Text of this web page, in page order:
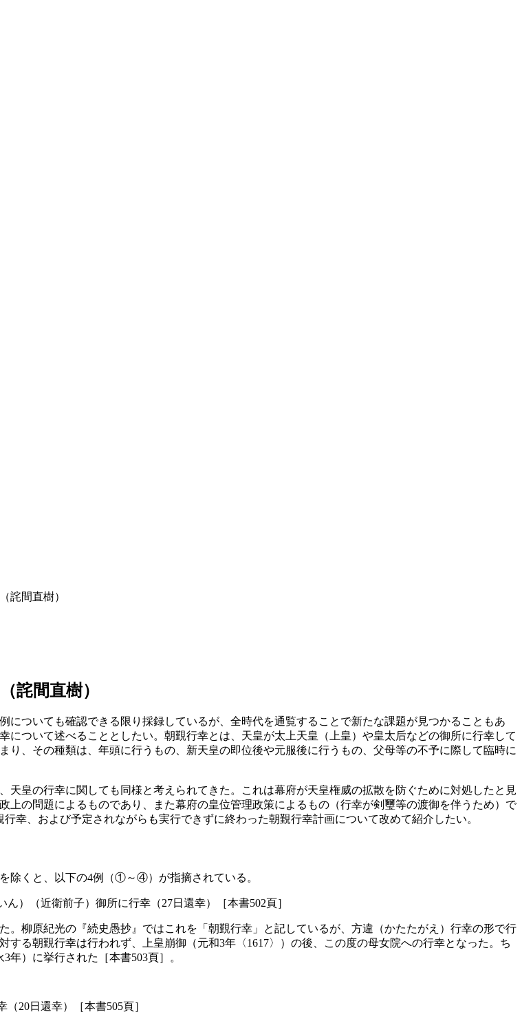
詫間直樹）
詫間直樹）
についても確認できる限り採録しているが、全時代を通覧することで新たな課題が見つかることもあ
ついて述べることとしたい。朝覲行幸とは、天皇が太上天皇（上皇）や皇太后などの御所に行幸して
、その種類は、年頭に行うもの、新天皇の即位後や元服後に行うもの、父母等の不予に際して臨時に
皇の行幸に関しても同様と考えられてきた。これは幕府が天皇権威の拡散を防ぐために対処したと見
の問題によるものであり、また幕府の皇位管理政策によるもの（行幸が剣璽等の渡御を伴うため）で
幸、および予定されながらも実行できずに終わった朝覲行幸計画について改めて紹介したい。
除くと、以下の4例（①～④）が指摘されている。
）（近衛前子）御所に行幸（27日還幸）［本書502頁］
柳原紀光の『続史愚抄』ではこれを「朝覲行幸」と記しているが、方違（かたたがえ）行幸の形で行
る朝覲行幸は行われず、上皇崩御（元和3年〈1617〉）の後、この度の母女院への行幸となった。ち
）に挙行された［本書503頁］。
20日還幸）［本書505頁］